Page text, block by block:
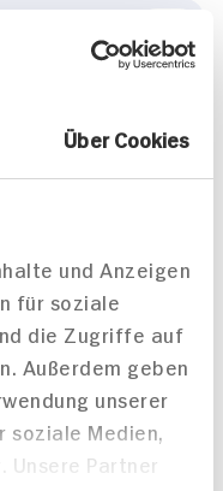
Über Cookies
und Anzeigen
für soziale
die Zugriffe auf
Außerdem geben
unserer
Medien,
Unsere Partner
Cashew Kerne
Beutel
7x verfügbar
3.